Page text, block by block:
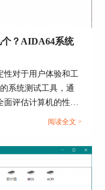
于测试磁盘的工
具，能够测试内
和延迟时间。
？AIDA64系统
性对于用户体验和工
系统测试工具，通
面评估计算机的性能
统稳定性测试时，
性测试要多久的具
阅读全文 >